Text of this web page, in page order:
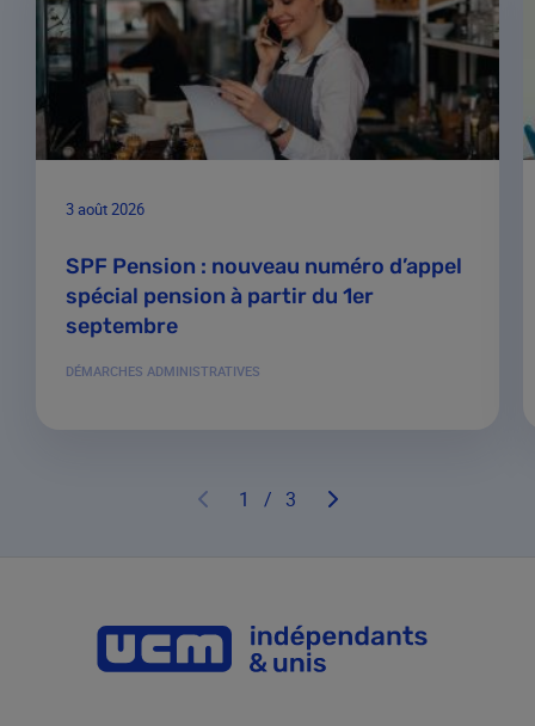
3 août 2026
SPF Pension : nouveau numéro d’appel
spécial pension à partir du 1er
septembre
DÉMARCHES ADMINISTRATIVES
1 / 3